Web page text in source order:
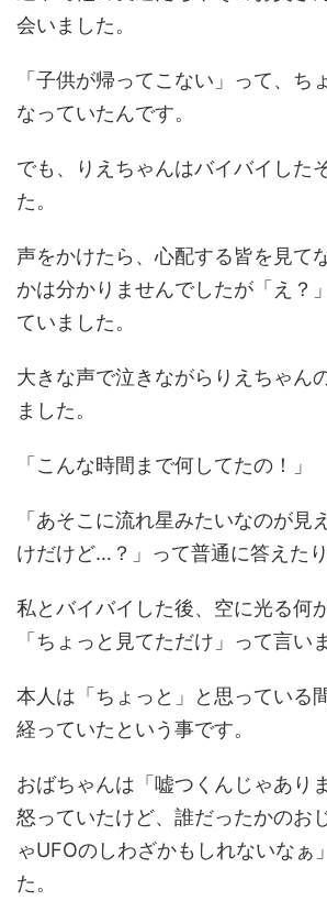
会いました。
「子供が帰ってこない」って、ち
なっていたんです。
でも、りえちゃんはバイバイした
た。
声をかけたら、心配する皆を見て
かは分かりませんでしたが「え？
ていました。
大きな声で泣きながらりえちゃん
ました。
「こんな時間まで何してたの！」
「あそこに流れ星みたいなのが見
けだけど…？」って普通に答えたり
私とバイバイした後、空に光る何
「ちょっと見てただけ」って言い
本人は「ちょっと」と思っている
経っていたという事です。
おばちゃんは「嘘つくんじゃあり
怒っていたけど、誰だったかのお
ゃUFOのしわざかもしれないなぁ
た。